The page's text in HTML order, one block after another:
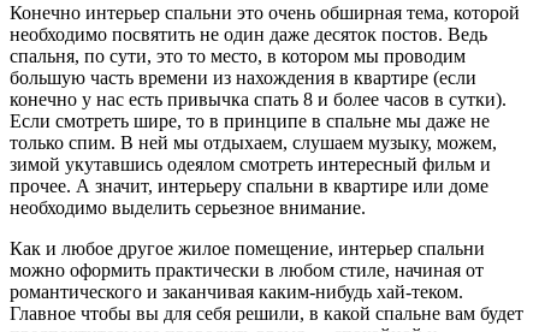
Конечно интерьер спальни это очень обширная тема, которой
необходимо посвятить не один даже десяток постов. Ведь
спальня, по сути, это то место, в котором мы проводим
большую часть времени из нахождения в квартире (если
конечно у нас есть привычка спать 8 и более часов в сутки).
Если смотреть шире, то в принципе в спальне мы даже не
только спим. В ней мы отдыхаем, слушаем музыку, можем,
зимой укутавшись одеялом смотреть интересный фильм и
прочее. А значит, интерьеру спальни в квартире или доме
необходимо выделить серьезное внимание.
Как и любое другое жилое помещение, интерьер спальни
можно оформить практически в любом стиле, начиная от
романтического и заканчивая каким-нибудь хай-теком.
Главное чтобы вы для себя решили, в какой спальне вам будет